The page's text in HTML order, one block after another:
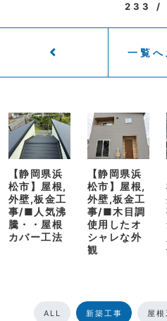
233 /
一覧へ
【静岡県浜
松市】屋根,
外壁,板金工
事/■人気沸
騰・・屋根
カバー工法
【静岡県浜
松市】屋根,
外壁,板金工
事/■木目調
使用したオ
シャレな外
観
ALL 新築工事 屋根